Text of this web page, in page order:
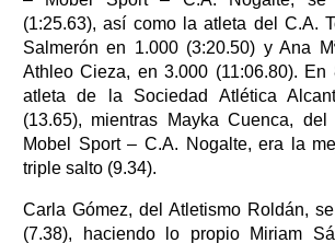
(1:25.63), así como la atleta del C.A.
Salmerón en 1.000 (3:20.50) y Ana
Athleo Cieza, en 3.000 (11:06.80).
atleta de la Sociedad Atlética
(13.65), mientras Mayka Cuenca,
Mobel Sport – C.A. Nogalte, era la
triple salto (9.34).
Carla Gómez, del Atletismo Roldán,
(7.38), haciendo lo propio Miriam